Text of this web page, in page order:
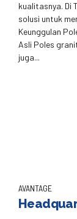
kualitasnya. Di
solusi untuk
Keunggulan
Asli Poles
juga...
AVANTAGE